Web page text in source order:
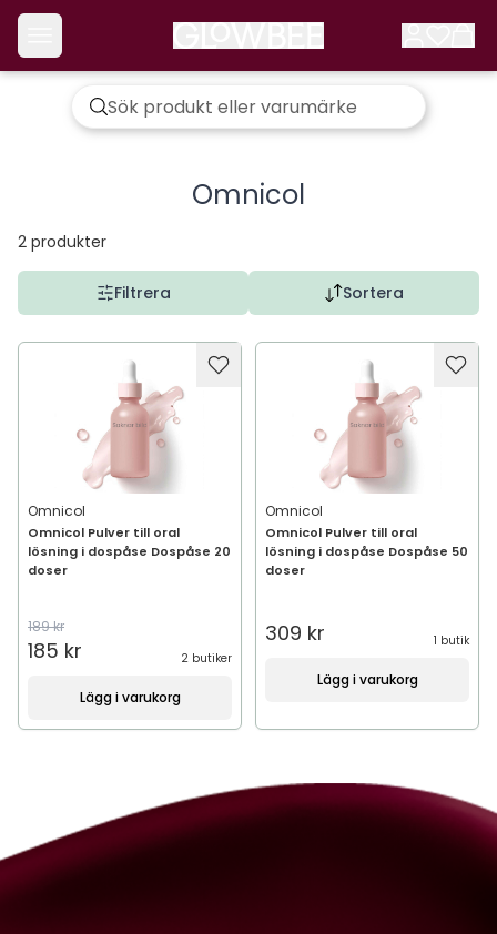
Omnicol
2 produkter
Filtrera Sortera
Omnicol
Omnicol Pulver till oral
lösning i dospåse Dospåse 20
doser
189 kr
185 kr 2 butiker
Lägg i varukorg
Omnicol
Omnicol Pulver till oral
lösning i dospåse Dospåse 50
doser
309 kr 1 butik
Lägg i varukorg